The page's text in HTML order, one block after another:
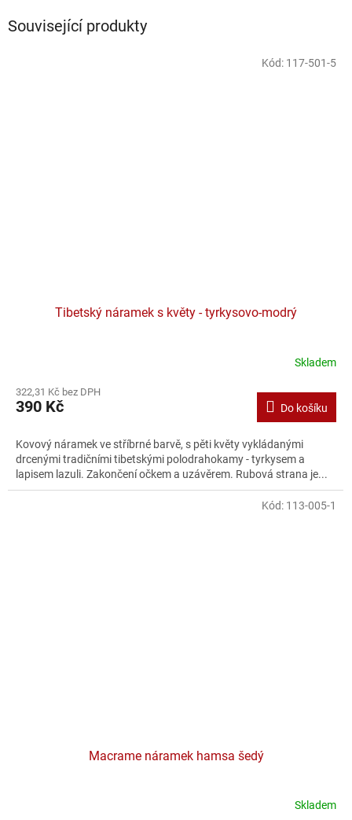
Související produkty
Tibetský náramek s květy - tyrkysovo-modrý
Skladem
322,31 Kč bez DPH
390 Kč Do košíku
Kovový náramek ve stříbrné barvě, s pěti květy vykládanými
drcenými tradičními tibetskými polodrahokamy - tyrkysem a
lapisem lazuli. Zakončení očkem a uzávěrem. Rubová strana je...
Kód: 117-501-5
Macrame náramek hamsa šedý
Skladem
Kód: 113-005-1